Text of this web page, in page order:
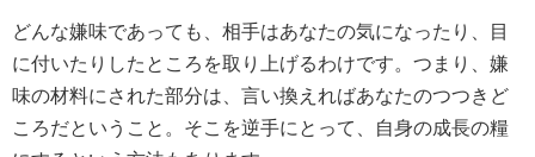
どんな嫌味であっても、相手はあなたの気になったり、目
に付いたりしたところを取り上げるわけです。つまり、嫌
味の材料にされた部分は、言い換えればあなたのつつきど
ころだということ。そこを逆手にとって、自身の成長の糧